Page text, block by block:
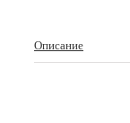
Описание